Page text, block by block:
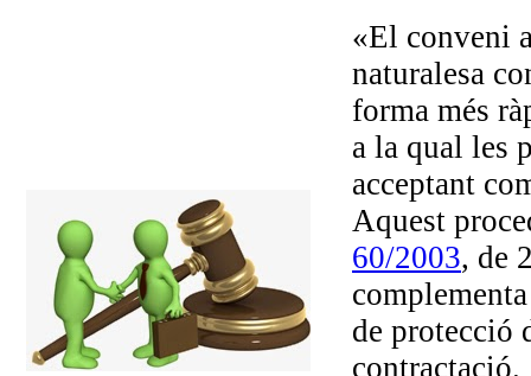
«El conveni
naturalesa
forma més
a la qual les
acceptant
Aquest
60/2003, de
de protecció
contractació.